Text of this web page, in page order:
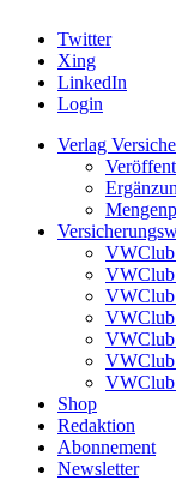
Twitter
Xing
LinkedIn
Login
Verlag
VWClub
VWClub
VWClub
VWClub
Shop
Redaktion
Abonnement
Newsletter